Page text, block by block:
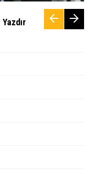
Yazdır